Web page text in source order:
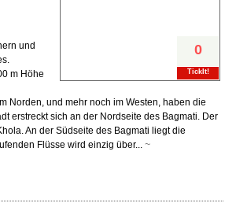
0
TickIt!
und
m Höhe
Norden, und mehr noch im Westen, haben die
erstreckt sich an der Nordseite des Bagmati. Der
An der Südseite des Bagmati liegt die
Flüsse wird einzig über... ~